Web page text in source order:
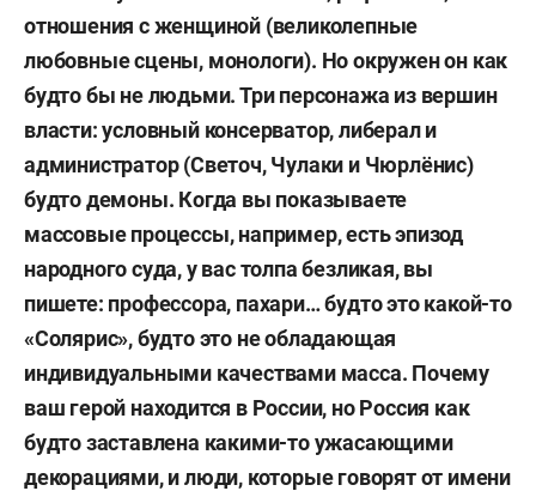
отношения с женщиной (великолепные
любовные сцены, монологи). Но окружен он как
будто бы не людьми. Три персонажа из вершин
власти: условный консерватор, либерал и
администратор (Светоч, Чулаки и Чюрлёнис)
будто демоны. Когда вы показываете
массовые процессы, например, есть эпизод
народного суда, у вас толпа безликая, вы
пишете: профессора, пахари… будто это какой-то
«Солярис», будто это не обладающая
индивидуальными качествами масса. Почему
ваш герой находится в России, но Россия как
будто заставлена какими-то ужасающими
декорациями, и люди, которые говорят от имени